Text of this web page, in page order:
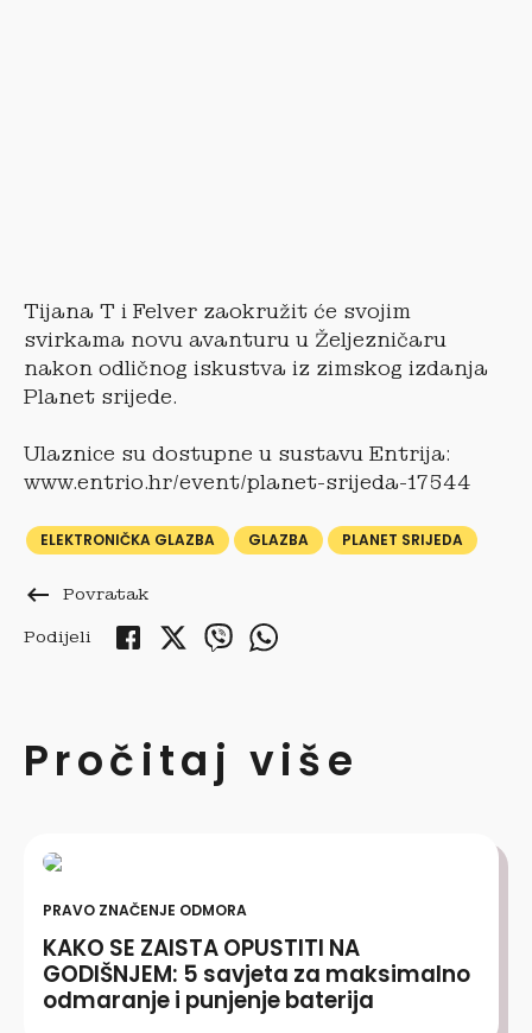
Tijana T i Felver zaokružit će svojim
svirkama novu avanturu u Željezničaru
nakon odličnog iskustva iz zimskog izdanja
Planet srijede.
Ulaznice su dostupne u sustavu Entrija:
www.entrio.hr/event/planet-srijeda-17544
ELEKTRONIČKA GLAZBA GLAZBA PLANET SRIJEDA
keyboard_backspace Povratak
Podijeli
Pročitaj više
PRAVO ZNAČENJE ODMORA
KAKO SE ZAISTA OPUSTITI NA
GODIŠNJEM: 5 savjeta za maksimalno
odmaranje i punjenje baterija